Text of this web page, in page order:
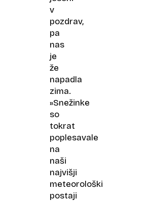
v
pozdrav,
pa
nas
je
že
napadla
zima.
»Snežinke
so
tokrat
poplesavale
na
naši
najvišji
meteorološki
postaji